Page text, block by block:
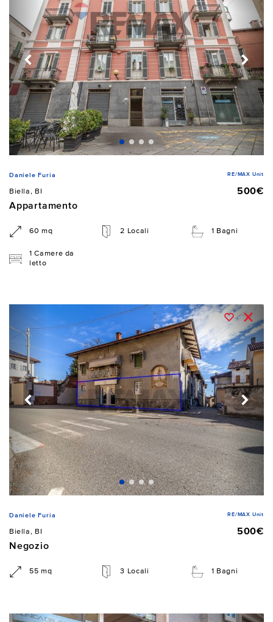
Daniele Furia RE/MAX Unit
Biella, BI
500€
Appartamento
60 mq 2 Locali 1 Bagni
1 Camere da
letto
Daniele Furia RE/MAX Unit
Biella, BI
500€
Negozio
55 mq 3 Locali 1 Bagni